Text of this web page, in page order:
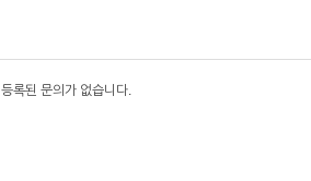
등록된 문의가 없습니다.